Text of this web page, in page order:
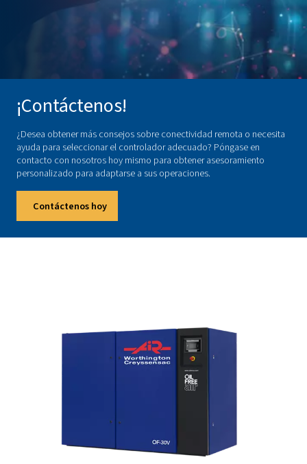
¡Contáctenos!
MANTENGAELCONTROL
Imagine tener la capacidad de supervisar y
sistema de aire comprimido en cualquier momento
Con la conectividad avanzada, obtendrá